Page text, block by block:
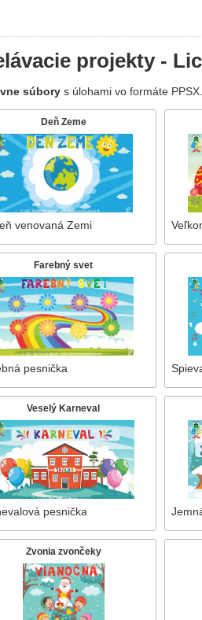
projekty -
súbory s úlohami vo formáte PPSX.
Deň Zeme
venovaná Zemi
Farebný svet
pesnička
Veselý Karneval
pesnička
Zvonia zvončeky